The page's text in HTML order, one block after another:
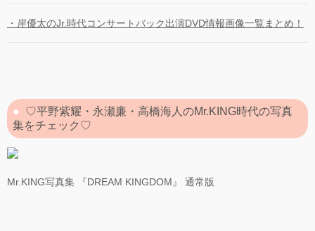
・岸優太のJr.時代コンサートバック出演DVD情報画像一覧まとめ！
♡平野紫耀・永瀬廉・高橋海人のMr.KING時代の写真
集をチェック♡
Mr.KING写真集 『DREAM KINGDOM』 通常版